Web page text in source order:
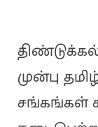
முன்பு
சங்கங்கள்